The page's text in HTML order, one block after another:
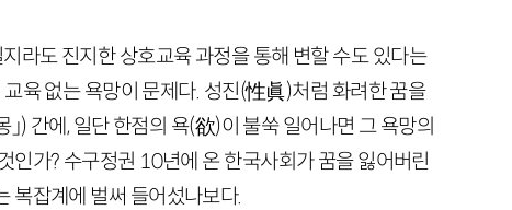
라도 진지한 상호교육 과정을 통해 변할 수도 있다는
육 없는 욕망이 문제다. 성진(性眞)처럼 화려한 꿈을
」) 간에, 일단 한점의 욕(欲)이 불쑥 일어나면 그 욕망의
인가? 수구정권 10년에 온 한국사회가 꿈을 잃어버린
복잡계에 벌써 들어섰나보다.